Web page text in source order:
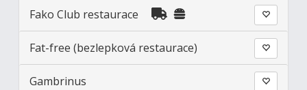
Fako Club restaurace
Fat-free (bezlepková restaurace)
Gambrinus